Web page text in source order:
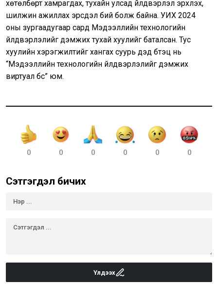
хөтөлбөрт хамрагдах, тухайн улсад үйлдвэрлэл эрхлэх,
шилжин ажиллах эрсдэл бий болж байна. УИХ 2024
оны зургаадугаар сард Мэдээллийн технологийн
үйлдвэрлэлийг дэмжих тухай хуулийг баталсан. Тус
хуулийн хэрэгжилтийг хангах суурь дэд бүтэц нь
“Мэдээллийн технологийн үйлдвэрлэлийг дэмжих
виртуал бүс” юм.
0 0 0 0 0 0
Сэтгэгдэл бичих
Үлдээх